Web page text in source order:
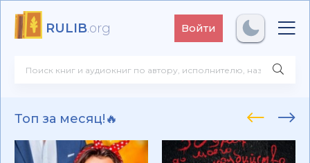
RULIB.org Войти
Топ за месяц!🔥